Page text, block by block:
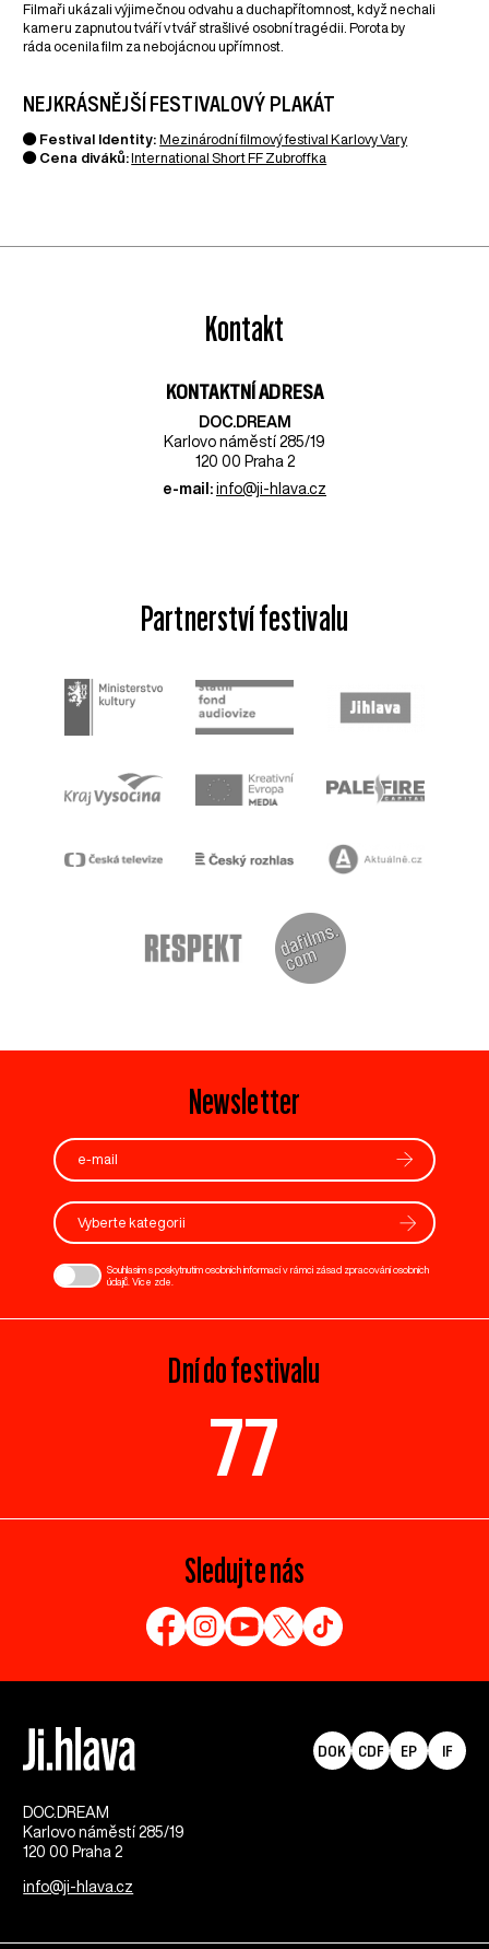
Filmaři ukázali výjimečnou odvahu a duchapřítomnost, když nechali
kameru zapnutou tváří v tvář strašlivé osobní tragédii. Porota by
ráda ocenila film za nebojácnou upřímnost.
NEJKRÁSNĚJŠÍ FESTIVALOVÝ PLAKÁT
● Festival Identity: Mezinárodní filmový festival Karlovy Vary
● Cena diváků: International Short FF Zubroffka
Kontakt
KONTAKTNÍ ADRESA
DOC.DREAM​
Karlovo náměstí 285/19
120 00 Praha 2
e-mail: info@ji-hlava.cz
Partnerství festivalu
Newsletter
Vyberte kategorii
Souhlasím s poskytnutím osobních informací v rámci zásad zpracování osobních
údajů. Více zde
Dní do festivalu
77
Sledujte nás
DOC.DREAM​
Karlovo náměstí 285/19
120 00 Praha 2
info@ji-hlava.cz
DOK CDF EP IF